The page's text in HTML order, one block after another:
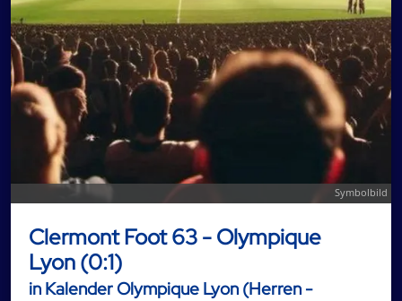
Symbolbild
Clermont Foot 63 - Olympique
Lyon (0:1)
in Kalender Olympique Lyon (Herren -